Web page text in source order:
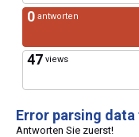
0 antworten
47 views
Error parsing
Antworten Sie zuerst!